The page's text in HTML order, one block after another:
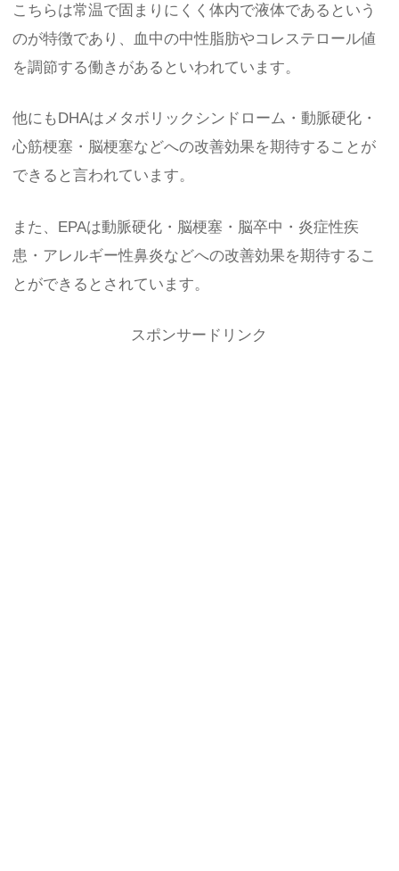
こちらは常温で固まりにくく体内で液体であるという
のが特徴であり、血中の中性脂肪やコレステロール値
を調節する働きがあるといわれています。
他にもDHAはメタボリックシンドローム・動脈硬化・
心筋梗塞・脳梗塞などへの改善効果を期待することが
できると言われています。
また、EPAは動脈硬化・脳梗塞・脳卒中・炎症性疾
患・アレルギー性鼻炎などへの改善効果を期待するこ
とができるとされています。
スポンサードリンク